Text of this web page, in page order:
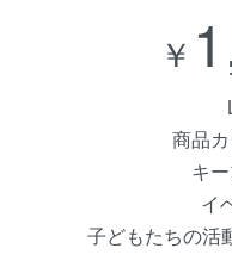
￥
商品
キ
イ
子どもたちの活